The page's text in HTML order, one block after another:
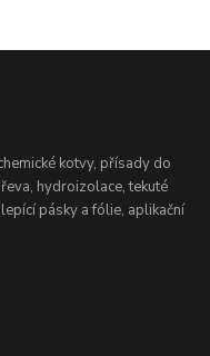
kotvy, přísady do
hydroizolace, tekuté
pásky a fólie, aplikační